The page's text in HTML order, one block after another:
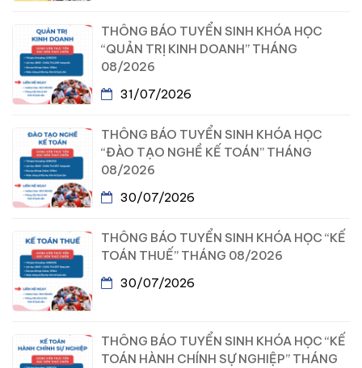
THÔNG BÁO TUYỂN SINH KHÓA HỌC
“QUẢN TRỊ KINH DOANH” THÁNG
08/2026
31/07/2026
THÔNG BÁO TUYỂN SINH KHÓA HỌC
“ĐÀO TẠO NGHỀ KẾ TOÁN” THÁNG
08/2026
30/07/2026
THÔNG BÁO TUYỂN SINH KHÓA HỌC “KẾ
TOÁN THUẾ” THÁNG 08/2026
30/07/2026
THÔNG BÁO TUYỂN SINH KHÓA HỌC “KẾ
TOÁN HÀNH CHÍNH SỰ NGHIỆP” THÁNG